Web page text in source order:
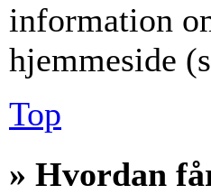
information
hjemmeside
Top
» Hvordan